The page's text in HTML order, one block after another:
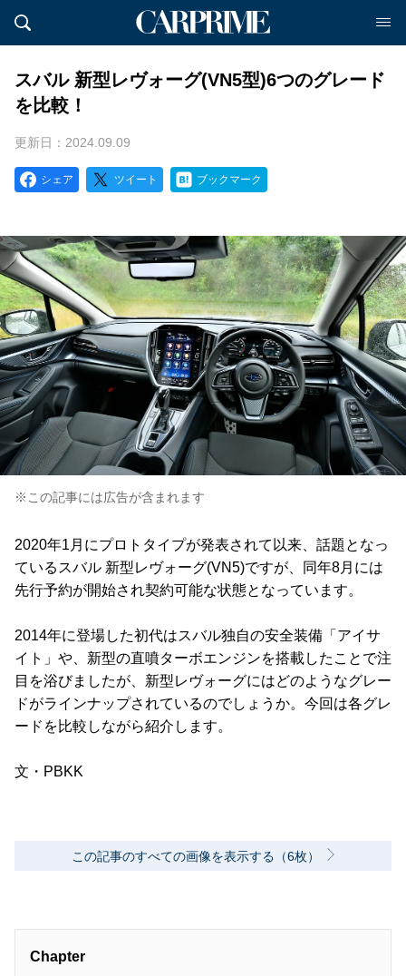
スバル 新型レヴォーグ(VN5型)6つのグレード
を比較！
更新日：2024.09.09
シェア ツイート ブックマーク
※この記事には広告が含まれます
2020年1月にプロトタイプが発表されて以来、話題となっ
ているスバル 新型レヴォーグ(VN5)ですが、同年8月には
先行予約が開始され契約可能な状態となっています。
2014年に登場した初代はスバル独自の安全装備「アイサ
イト」や、新型の直噴ターボエンジンを搭載したことで注
目を浴びましたが、新型レヴォーグにはどのようなグレー
ドがラインナップされているのでしょうか。今回は各グレ
ードを比較しながら紹介します。
文・PBKK
この記事のすべての画像を表示する（6枚）
Chapter